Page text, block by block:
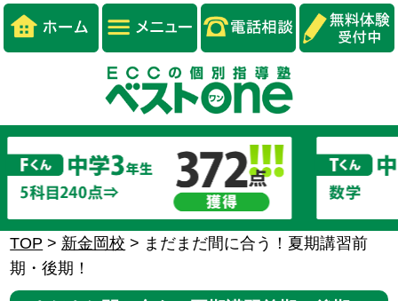
TOP > 新金岡校 > まだまだ間に合う！夏期講習前
期・後期！